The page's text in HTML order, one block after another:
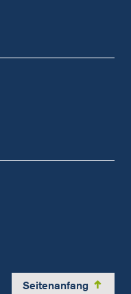
Seitenanfang y